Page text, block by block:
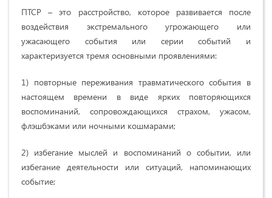
ПТСР – это расстройство, которое развивается после
воздействия экстремального угрожающего или
ужасающего события или серии событий и
характеризуется тремя основными проявлениями:
1) повторные переживания травматического события в
настоящем времени в виде ярких повторяющихся
воспоминаний, сопровождающихся страхом, ужасом,
флэшбэками или ночными кошмарами;
2) избегание мыслей и воспоминаний о событии, или
избегание деятельности или ситуаций, напоминающих
событие;